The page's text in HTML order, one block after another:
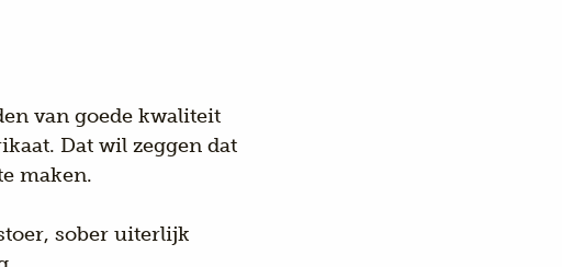
van goede kwaliteit
Dat wil zeggen dat
maken.
sober uiterlijk